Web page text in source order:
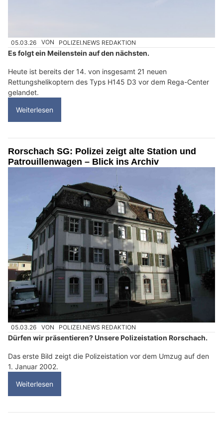
05.03.26 VON POLIZEI.NEWS REDAKTION
Es folgt ein Meilenstein auf den nächsten.
Heute ist bereits der 14. von insgesamt 21 neuen
Rettungshelikoptern des Typs H145 D3 vor dem Rega-Center
gelandet.
Weiterlesen
Rorschach SG: Polizei zeigt alte Station und
Patrouillenwagen – Blick ins Archiv
05.03.26 VON POLIZEI.NEWS REDAKTION
Dürfen wir präsentieren? Unsere Polizeistation Rorschach.
Das erste Bild zeigt die Polizeistation vor dem Umzug auf den
1. Januar 2002.
Weiterlesen